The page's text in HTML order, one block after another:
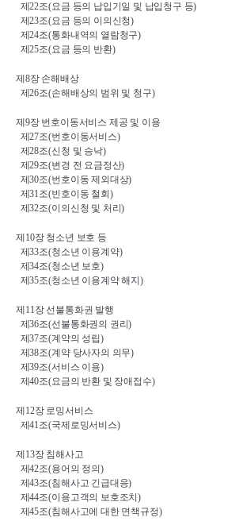
제22조(요금 등의 납입기일 및 납입청구 등)
제23조(요금 등의 이의신청)
제24조(통화내역의 열람청구)
제25조(요금 등의 반환)
제 8장 손해배상
제26조(손해배상의 범위 및 청구)
제 9장 번호이동서비스 제공 및 이용
제27조(번호이동서비스)
제28조(신청 및 승낙)
제29조(변경 전 요금정산)
제30조(번호이동 제외대상)
제31조(빈호이동 철회 )
제32조(이의신청 및 처리)
제 10장 청소년 보호 등
제33조(청소년 이용계약)
제34조(청소년 보호)
제35조(청소년 이용계약 해지)
제 11장 선불통화권 발행
제36조(선불통화권의 권리)
제37조(계약의 성립)
제38조(계약 당사자의 의무)
제39조(서비스 이용)
제40조(요금의 반환 및 장애접수)
제 12장 로밍서비스
제41조(국제로밍서비스)
제 13장 침해사고
제42조(용어의 정의)
제43조(침해사고 긴급대응)
제44조(이용고객의 보호조치)
제45조(침해사고에 대한 면책규정)